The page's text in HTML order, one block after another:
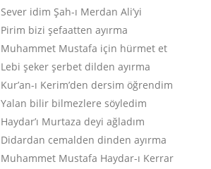
Sever idim Şah-ı Merdan Ali’yi
Pirim bizi şefaatten ayırma
Muhammet Mustafa için hürmet et
Lebi şeker şerbet dilden ayırma
Kur’an-ı Kerim’den dersim öğrendim
Yalan bilir bilmezlere söyledim
Haydar’ı Murtaza deyi ağladım
Didardan cemalden dinden ayırma
Muhammet Mustafa Haydar-ı Kerrar